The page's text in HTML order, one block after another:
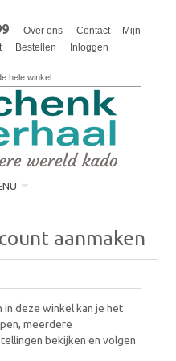
Over ons Contact
Mijn
Bestellen Inloggen
aanmaken
in deze winkel kan je het
meerdere
bekijken en volgen